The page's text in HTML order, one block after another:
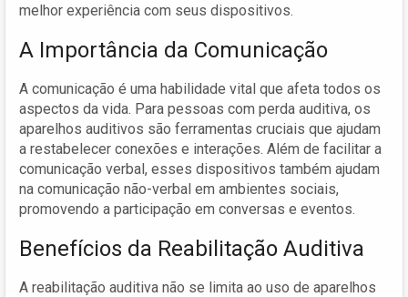
melhor experiência com seus dispositivos.
A Importância da Comunicação
A comunicação é uma habilidade vital que afeta todos os
aspectos da vida. Para pessoas com perda auditiva, os
aparelhos auditivos são ferramentas cruciais que ajudam
a restabelecer conexões e interações. Além de facilitar a
comunicação verbal, esses dispositivos também ajudam
na comunicação não-verbal em ambientes sociais,
promovendo a participação em conversas e eventos.
Benefícios da Reabilitação Auditiva
A reabilitação auditiva não se limita ao uso de aparelhos